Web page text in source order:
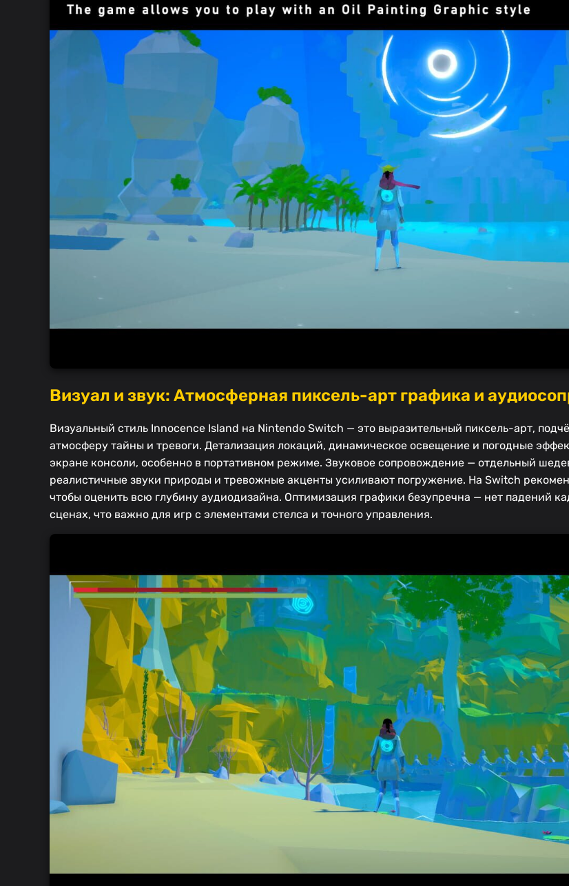
Визуал и звук: Атмосферная пиксель-арт графика и
Визуальный стиль Innocence Island на Nintendo Switch — это выразительный пиксель-арт,
атмосферу тайны и тревоги. Детализация локаций, динамическое освещение и погодные
экране консоли, особенно в портативном режиме. Звуковое сопровождение — отдельный
реалистичные звуки природы и тревожные акценты усиливают погружение. На Switch
чтобы оценить всю глубину аудиодизайна. Оптимизация графики безупречна — нет падений
сценах, что важно для игр с элементами стелса и точного управления.